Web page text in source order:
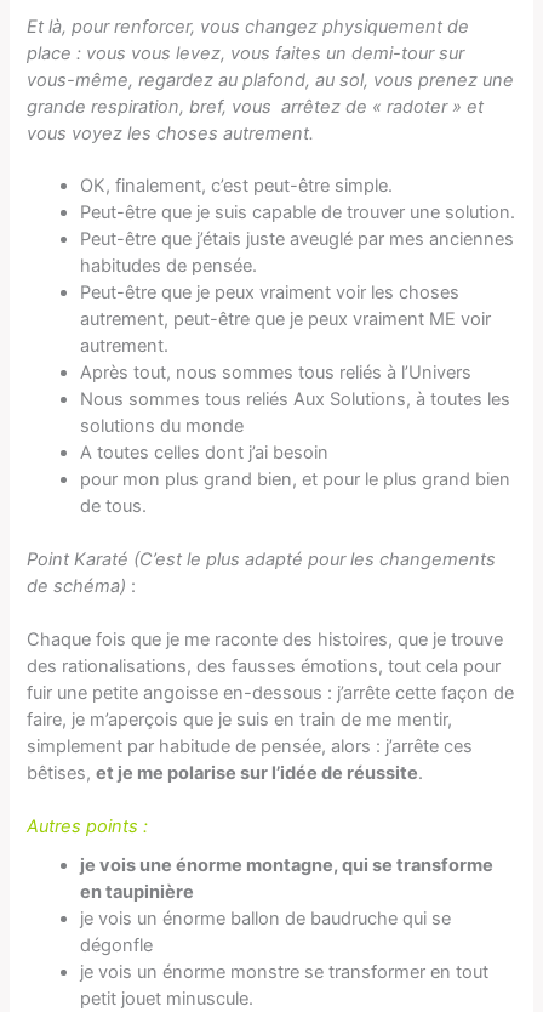
Et là, pour renforcer, vous changez physiquement de
place : vous vous levez, vous faites un demi-tour sur
vous-même, regardez au plafond, au sol, vous prenez une
grande respiration, bref, vous arrêtez de « radoter » et
vous voyez les choses autrement.
OK, finalement, c’est peut-être simple.
Peut-être que je suis capable de trouver une solution.
Peut-être que j’étais juste aveuglé par mes anciennes
habitudes de pensée.
Peut-être que je peux vraiment voir les choses
autrement, peut-être que je peux vraiment ME voir
autrement.
Après tout, nous sommes tous reliés à l’Univers
Nous sommes tous reliés Aux Solutions, à toutes les
solutions du monde
A toutes celles dont j’ai besoin
pour mon plus grand bien, et pour le plus grand bien
de tous.
Point Karaté (C’est le plus adapté pour les changements
de schéma) :
Chaque fois que je me raconte des histoires, que je trouve
des rationalisations, des fausses émotions, tout cela pour
fuir une petite angoisse en-dessous : j’arrête cette façon de
faire, je m’aperçois que je suis en train de me mentir,
simplement par habitude de pensée, alors : j’arrête ces
bêtises,et je me polarise sur l’idée de réussite.
Autres points :
je vois une énorme montagne, qui se transforme
en taupinière
je vois un énorme ballon de baudruche qui se
dégonfle
je vois un énorme monstre se transformer en tout
petit jouet minuscule.